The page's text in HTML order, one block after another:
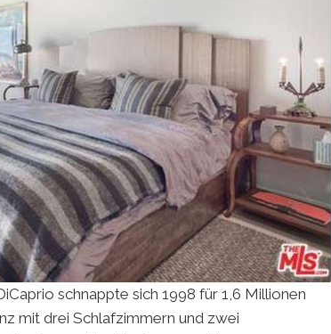
schnappte sich 1998 für 1,6 Millionen
mit drei Schlafzimmern und zwei